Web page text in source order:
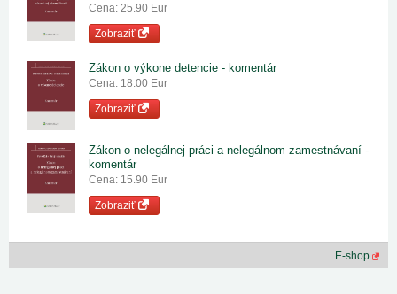
Cena: 25.90 Eur
Zobraziť
Zákon o výkone detencie - komentár
Cena: 18.00 Eur
Zobraziť
Zákon o nelegálnej práci a nelegálnom zamestnávaní -
komentár
Cena: 15.90 Eur
Zobraziť
E-shop